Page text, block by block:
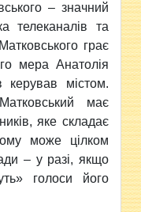
– значний
телеканалів та
грає
мера Анатолія
керував містом.
має
яке складає
може цілком
– у разі, якщо
голоси його